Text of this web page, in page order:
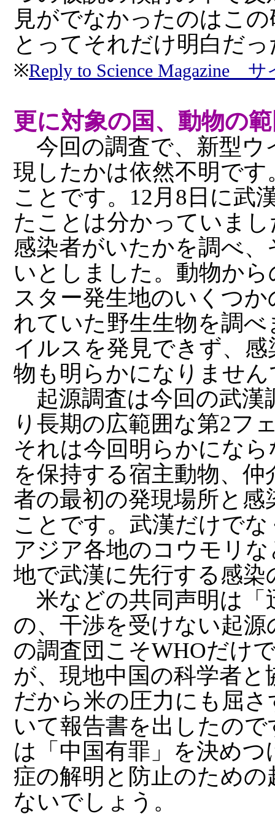
見がでなかったのはこ
とってそれだけ明白だ
※Reply to Science Magazine
更に対象の国、動物の
今回の調査で、新型ウ
現したかは依然不明で
ことです。12月8日に武
たことは分かっていま
感染者がいたかを調べ
いとしました。動物か
スター発生地のいくつ
れていた野生生物を調
イルスを発見できず、
物も明らかになりませ
起源調査は今回の武漢
り長期の広範囲な第2フ
それは今回明らかにな
を保持する宿主動物、
者の最初の発現場所と
ことです。武漢だけで
アジア各地のコウモリ
地で武漢に先行する感
米などの共同声明は「
の、干渉を受けない起
の調査団こそWHOだけ
が、現地中国の科学者
だから米の圧力にも屈
いて報告書を出したの
は「中国有罪」を決め
症の解明と防止のため
ないでしょう。